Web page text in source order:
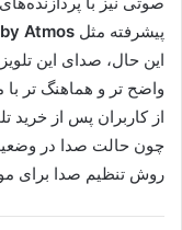
پیشرفته مثل Atmos
این حال، صدای این
واضح تر و هماهنگ تر
از کاربران پس از خرید
چون حالت صدا در وضعیت
روش تنظیم صدا برای